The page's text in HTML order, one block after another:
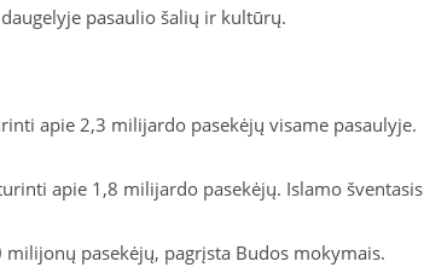
pasaulio šalių ir kultūrų.
apie 2,3 milijardo pasekėjų visame pasaulyje.
apie 1,8 milijardo pasekėjų. Islamo šventasis
pasekėjų, pagrįsta Budos mokymais.